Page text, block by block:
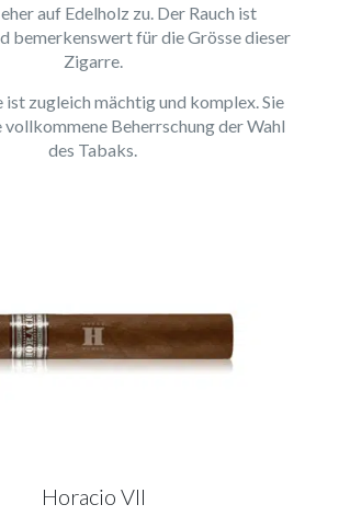
auf Edelholz zu. Der Rauch ist
bemerkenswert für die Grösse dieser
Zigarre.
ist zugleich mächtig und komplex. Sie
vollkommene Beherrschung der Wahl
des Tabaks.
Horacio VII